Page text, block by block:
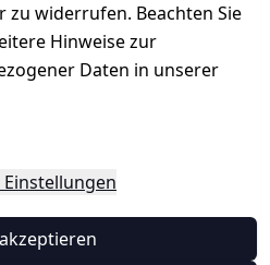
widerrufen. Beachten Sie
Hinweise zur
Daten in unserer
Blog und
Wissensdaten
bank